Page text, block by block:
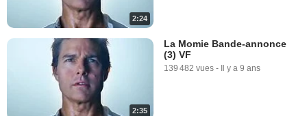
2:24
2:35
La Momie Bande-annonce
(3) VF
139 482 vues - Il y a 9 ans